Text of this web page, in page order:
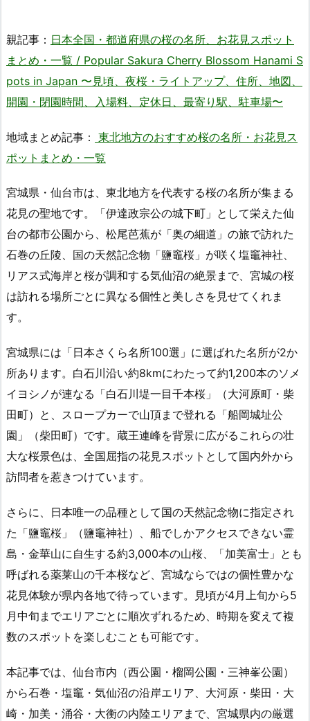
親記事： 日本全国・都道府県の桜の名所、お花見スポット
まとめ・一覧 / Popular Sakura Cherry Blossom Hanami S
pots in Japan 〜見頃、夜桜・ライトアップ、住所、地図、
開園・閉園時間、入場料、定休日、最寄り駅、駐車場〜
地域まとめ記事： 東北地方のおすすめ桜の名所・お花見ス
ポットまとめ・一覧
宮城県・仙台市は、東北地方を代表する桜の名所が集まる
花見の聖地です。「伊達政宗公の城下町」として栄えた仙
台の都市公園から、松尾芭蕉が「奥の細道」の旅で訪れた
石巻の丘陵、国の天然記念物「鹽竈桜」が咲く塩竈神社、
リアス式海岸と桜が調和する気仙沼の絶景まで、宮城の桜
は訪れる場所ごとに異なる個性と美しさを見せてくれま
す。
宮城県には「日本さくら名所100選」に選ばれた名所が2か
所あります。白石川沿い約8kmにわたって約1,200本のソメ
イヨシノが連なる「白石川堤一目千本桜」（大河原町・柴
田町）と、スロープカーで山頂まで登れる「船岡城址公
園」（柴田町）です。蔵王連峰を背景に広がるこれらの壮
大な桜景色は、全国屈指の花見スポットとして国内外から
訪問者を惹きつけています。
さらに、日本唯一の品種として国の天然記念物に指定され
た「鹽竈桜」（鹽竈神社）、船でしかアクセスできない霊
島・金華山に自生する約3,000本の山桜、「加美富士」とも
呼ばれる薬莱山の千本桜など、宮城ならではの個性豊かな
花見体験が県内各地で待っています。見頃が4月上旬から5
月中旬までエリアごとに順次ずれるため、時期を変えて複
数のスポットを楽しむことも可能です。
本記事では、仙台市内（西公園・榴岡公園・三神峯公園）
から石巻・塩竈・気仙沼の沿岸エリア、大河原・柴田・大
崎・加美・涌谷・大衡の内陸エリアまで、宮城県内の厳選